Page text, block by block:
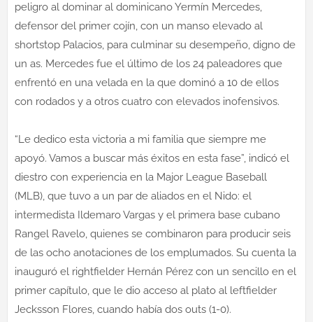
peligro al dominar al dominicano Yermín Mercedes,
defensor del primer cojín, con un manso elevado al
shortstop Palacios, para culminar su desempeño, digno de
un as. Mercedes fue el último de los 24 paleadores que
enfrentó en una velada en la que dominó a 10 de ellos
con rodados y a otros cuatro con elevados inofensivos.
“Le dedico esta victoria a mi familia que siempre me
apoyó. Vamos a buscar más éxitos en esta fase”, indicó el
diestro con experiencia en la Major League Baseball
(MLB), que tuvo a un par de aliados en el Nido: el
intermedista Ildemaro Vargas y el primera base cubano
Rangel Ravelo, quienes se combinaron para producir seis
de las ocho anotaciones de los emplumados. Su cuenta la
inauguró el rightfielder Hernán Pérez con un sencillo en el
primer capítulo, que le dio acceso al plato al leftfielder
Jecksson Flores, cuando había dos outs (1-0).